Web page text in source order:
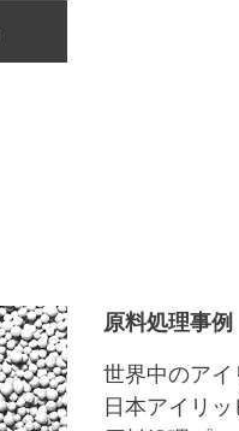
原料処理事例
世界中のアイ
日本アイリ